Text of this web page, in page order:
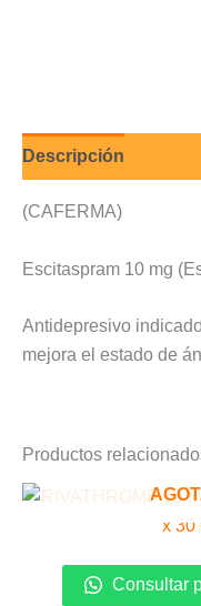
Descripción
(CAFERMA)
Escitaspram 10 mg
Antidepresivo
mejora el estado de
Productos
Consultar